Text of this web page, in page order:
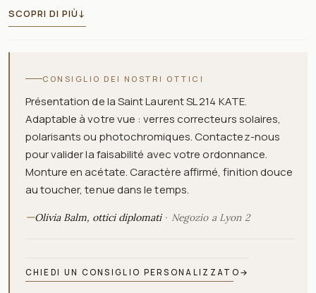
SCOPRI DI PIÙ↓
CONSIGLIO DEI NOSTRI OTTICI
Présentation de la Saint Laurent SL 214 KATE.
Adaptable à votre vue : verres correcteurs solaires,
polarisants ou photochromiques. Contactez-nous
pour valider la faisabilité avec votre ordonnance.
Monture en acétate. Caractère affirmé, finition douce
au toucher, tenue dans le temps.
—Olivia Balm, ottici diplomati Negozio a Lyon 2
CHIEDI UN CONSIGLIO PERSONALIZZATO →